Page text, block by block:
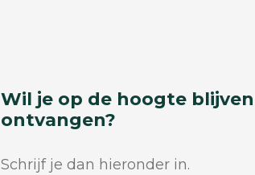
Wil je op de hoogte
ontvangen?
Schrijf je dan hieronder in.